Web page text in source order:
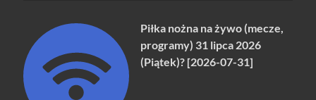
Piłka nożna na żywo (mecze,
programy) 31 lipca 2026
(Piątek)? [2026-07-31]